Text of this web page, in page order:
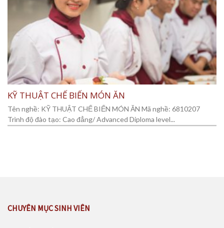
KỸ THUẬT CHẾ BIẾN MÓN ĂN
Tên nghề: KỸ THUẬT CHẾ BIẾN MÓN ĂN Mã nghề: 6810207
Trình độ đào tạo: Cao đẳng/ Advanced Diploma level...
CHUYÊN MỤC SINH VIÊN